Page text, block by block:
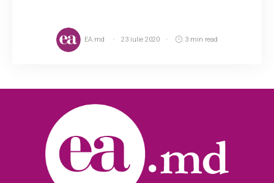
EA.md 23 iulie 2020 3 min read